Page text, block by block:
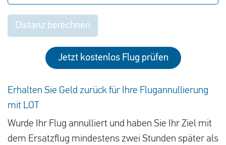
Distanz berechnen
Jetzt kostenlos Flug prüfen
Erhalten Sie Geld zurück für Ihre Flugannullierung
mit LOT
Wurde Ihr Flug annulliert und haben Sie Ihr Ziel mit
dem Ersatzflug mindestens zwei Stunden später als